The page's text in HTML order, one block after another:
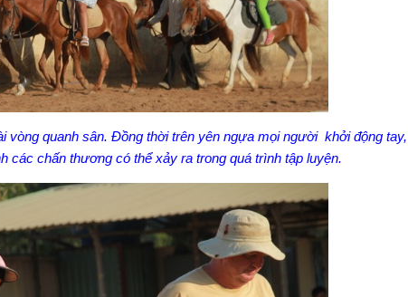
vòng quanh sân. Đồng thời trên yên ngựa mọi người khởi động
các chấn thương có thể xảy ra trong quá trình tập luyện.